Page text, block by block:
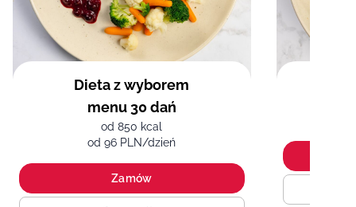
Dieta z wyborem
menu 30 dań
od 850 kcal
od 96 PLN/dzień
Zamów